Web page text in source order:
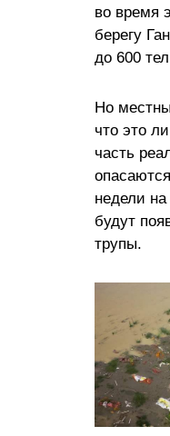
во время
берегу
до 600
Но
что это
часть
недели
будут
трупы.